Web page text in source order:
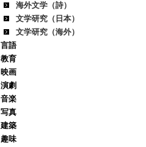
海外文学（詩）
文学研究（日本）
文学研究（海外）
言語
教育
映画
演劇
音楽
写真
建築
趣味